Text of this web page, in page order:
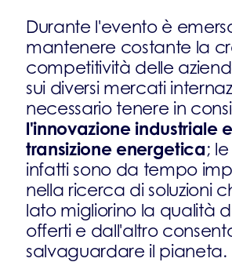
Durante l'evento è
mantenere costante la
competitività delle
sui diversi mercati
necessario tenere in
l'innovazione industriale
transizione energetica;
infatti sono da tempo
nella ricerca di soluzioni
lato migliorino la qualità
offerti e dall'altro
salvaguardare il pianeta.